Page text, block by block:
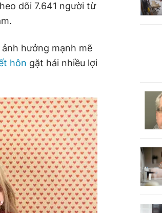
dõi 7.641 người từ
hưởng mạnh mẽ
hôn gặt hái nhiều lợi